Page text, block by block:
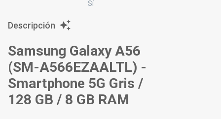
Sí
Descripción
Samsung Galaxy A56
(SM-A566EZAALTL) -
Smartphone 5G Gris /
128 GB / 8 GB RAM